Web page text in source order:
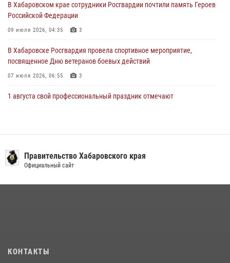
28 июля 2026, 05:56
В Хабаровском крае сотрудники Росгвардии почтили память Героев
Российской Федерации
09 июля 2026, 04:35 3
В Хабаровске Росгвардия провела спортивное мероприятие,
посвященное Дню ветеранов боевых действий
07 июля 2026, 06:55 3
1 августа свой профессиональный праздник отмечают
15 июля 2026, 00:27
15 июля 2026, 05:05
Правительство Хабаровского края
Официальный сайт
КОНТАКТЫ